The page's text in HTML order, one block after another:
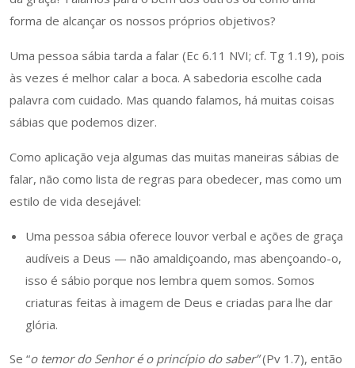
forma de alcançar os nossos próprios objetivos?
Uma pessoa sábia tarda a falar (Ec 6.11 NVI; cf. Tg 1.19), pois
às vezes é melhor calar a boca. A sabedoria escolhe cada
palavra com cuidado. Mas quando falamos, há muitas coisas
sábias que podemos dizer.
Como aplicação veja algumas das muitas maneiras sábias de
falar, não como lista de regras para obedecer, mas como um
estilo de vida desejável:
Uma pessoa sábia oferece louvor verbal e ações de graça
audíveis a Deus — não amaldiçoando, mas abençoando-o,
isso é sábio porque nos lembra quem somos. Somos
criaturas feitas à imagem de Deus e criadas para lhe dar
glória.
Se “o temor do Senhor é o princípio do saber”(Pv 1.7), então